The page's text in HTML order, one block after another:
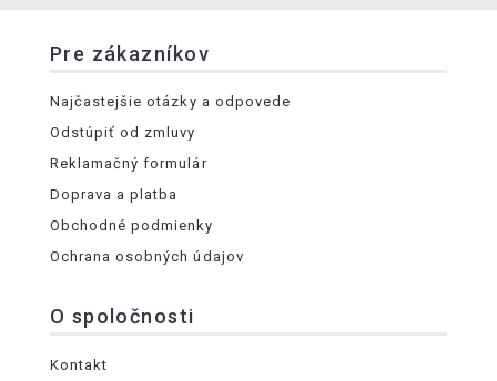
Pre zákazníkov
Najčastejšie otázky a odpovede
Odstúpiť od zmluvy
Reklamačný formulár
Doprava a platba
Obchodné podmienky
Ochrana osobných údajov
O spoločnosti
Kontakt